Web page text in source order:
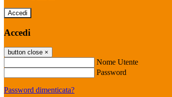
Accedi
Accedi
button close ×
Nome Utente
Password
Password dimenticata?